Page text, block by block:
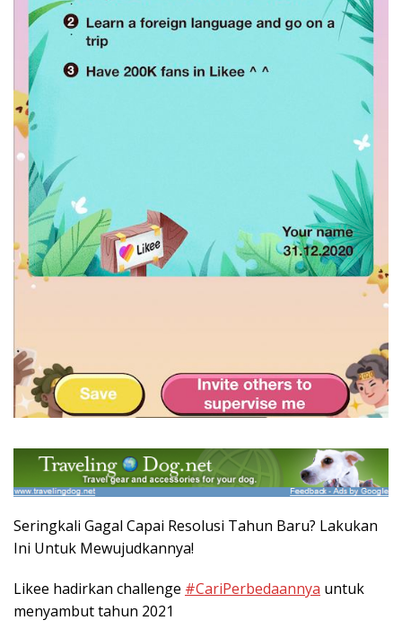
Seringkali Gagal Capai Resolusi Tahun Baru? Lakukan
Ini Untuk Mewujudkannya!
Likee hadirkan challenge #CariPerbedaannya untuk
menyambut tahun 2021